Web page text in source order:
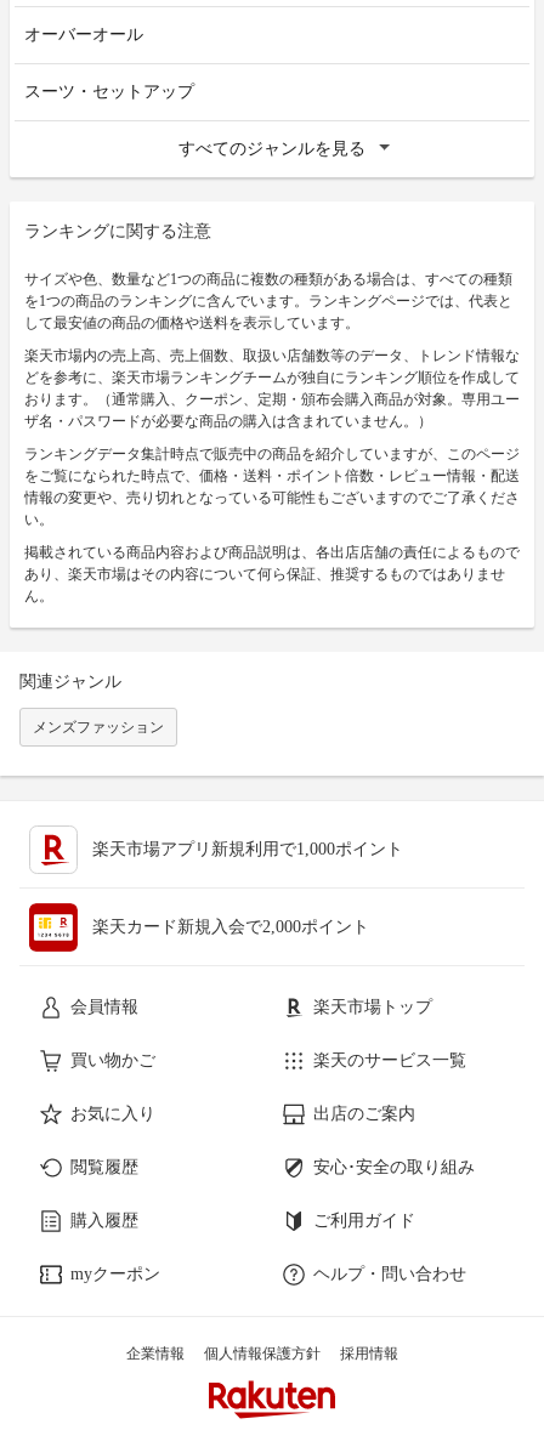
オーバーオール
スーツ・セットアップ
すべてのジャンルを見る
ランキングに関する注意
サイズや色、数量など1つの商品に複数の種類がある場合は、すべての種類
を1つの商品のランキングに含んでいます。ランキングページでは、代表と
して最安値の商品の価格や送料を表示しています。
楽天市場内の売上高、売上個数、取扱い店舗数等のデータ、トレンド情報な
どを参考に、楽天市場ランキングチームが独自にランキング順位を作成して
おります。（通常購入、クーポン、定期・頒布会購入商品が対象。専用ユー
ザ名・パスワードが必要な商品の購入は含まれていません。）
ランキングデータ集計時点で販売中の商品を紹介していますが、このページ
をご覧になられた時点で、価格・送料・ポイント倍数・レビュー情報・配送
情報の変更や、売り切れとなっている可能性もございますのでご了承くださ
い。
掲載されている商品内容および商品説明は、各出店店舗の責任によるもので
あり、楽天市場はその内容について何ら保証、推奨するものではありませ
ん。
関連ジャンル
メンズファッション
楽天市場アプリ新規利用で1,000ポイント
楽天カード新規入会で2,000ポイント
会員情報 楽天市場トップ
買い物かご 楽天のサービス一覧
お気に入り 出店のご案内
閲覧履歴 安心･安全の取り組み
購入履歴 ご利用ガイド
myクーポン ヘルプ・問い合わせ
企業情報 個人情報保護方針 採用情報